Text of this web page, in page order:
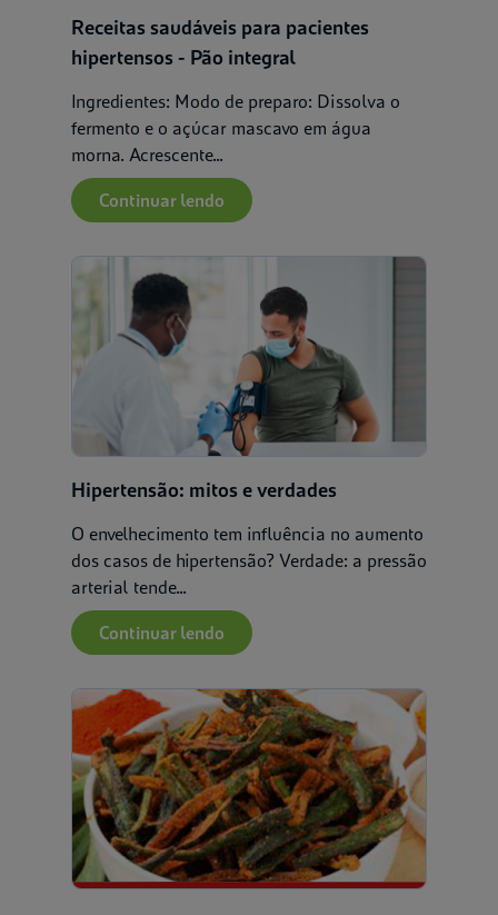
Receitas saudáveis para pacientes
hipertensos - Pão integral
Ingredientes: Modo de preparo: Dissolva o
fermento e o açúcar mascavo em água
morna. Acrescente...
Continuar lendo
Hipertensão: mitos e verdades
O envelhecimento tem influência no aumento
dos casos de hipertensão? Verdade: a pressão
arterial tende...
Continuar lendo